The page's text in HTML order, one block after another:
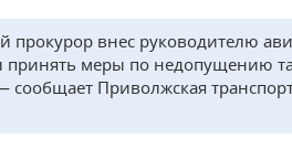
прокурор внес руководителю
принять меры по недопущению
Приволжская